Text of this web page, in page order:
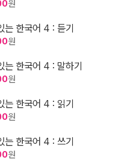
원
는 한국어 4 : 듣기
원
는 한국어 4 : 말하기
원
는 한국어 4 : 읽기
원
는 한국어 4 : 쓰기
원